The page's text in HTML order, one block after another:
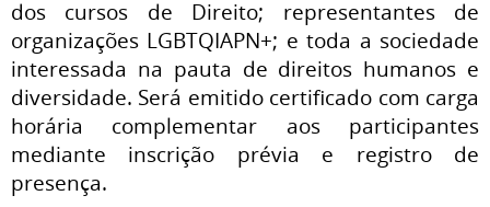
dos cursos de Direito; representantes de
organizações LGBTQIAPN+; e toda a sociedade
interessada na pauta de direitos humanos e
diversidade. Será emitido certificado com carga
horária complementar aos participantes
mediante inscrição prévia e registro de
presença.